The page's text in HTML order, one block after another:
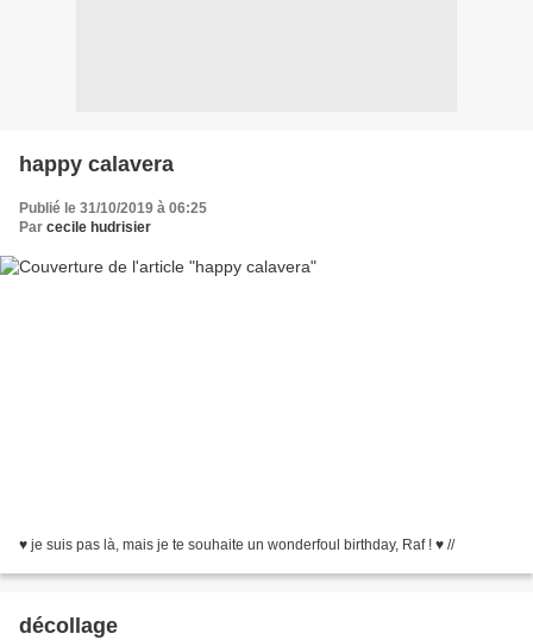
happy calavera
Publié le 31/10/2019 à 06:25
Par cecile hudrisier
♥ je suis pas là, mais je te souhaite un wonderfoul birthday, Raf ! ♥ //
décollage